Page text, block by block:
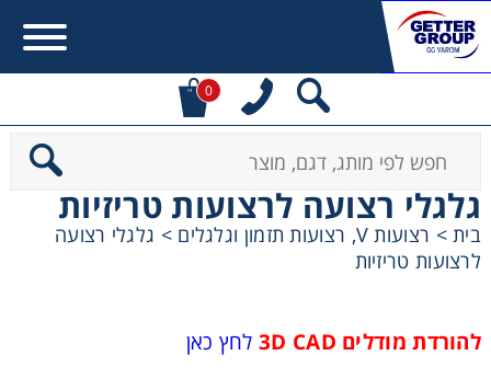
0
גלגלי רצועה לרצועות טריזיות
בית> רצועות V, רצועות תזמון וגלגלים > גלגלי רצועה
לרצועות טריזיות
להורדת מודלים 3D CAD לחץ כאן
Error: Contact form not found.
מעונין לקבל הצעת מחיר או מידע עבור:
מנועי חשמל וממסרות